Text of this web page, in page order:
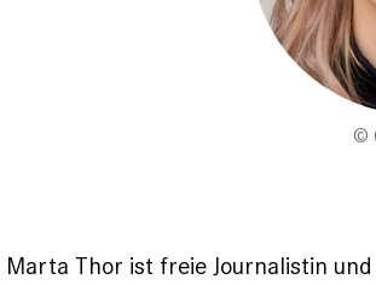
Marta Thor ist freie Journalistin